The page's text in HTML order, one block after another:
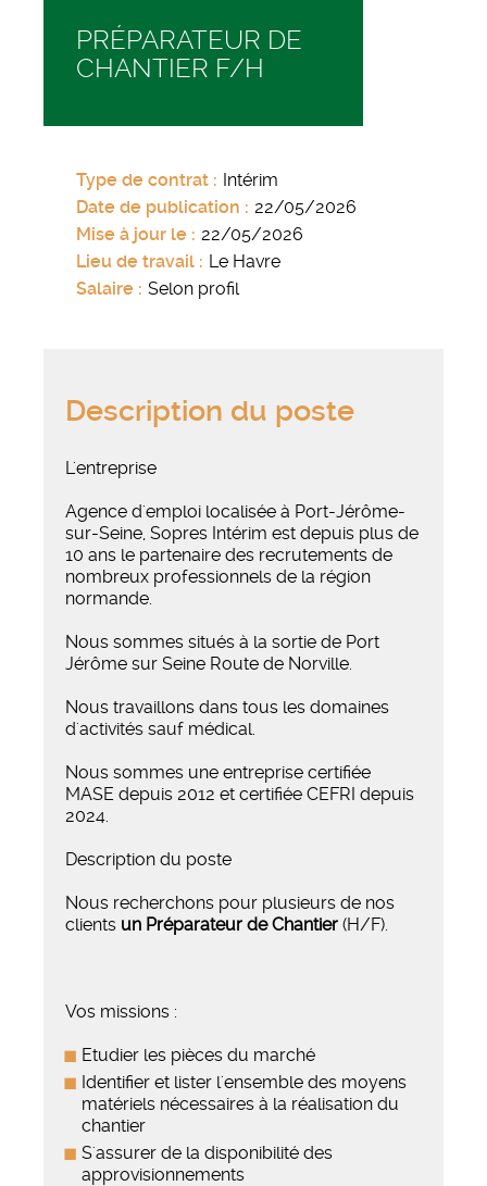
PRÉPARATEUR DE
CHANTIER F/H
Type de contrat
Intérim
Date de publication
22/05/2026
Mise à jour le
22/05/2026
Lieu de travail
Le Havre
Salaire
Selon profil
Description du poste
L'entreprise
Agence d'emploi localisée à Port-Jérôme-
sur-Seine, Sopres Intérim est depuis plus de
10 ans le partenaire des recrutements de
nombreux professionnels de la région
normande.
Nous sommes situés à la sortie de Port
Jérôme sur Seine Route de Norville.
Nous travaillons dans tous les domaines
d'activités sauf médical.
Nous sommes une entreprise certifiée
MASE depuis 2012 et certifiée CEFRI depuis
2024.
Description du poste
Nous recherchons pour plusieurs de nos
clients un Préparateur de Chantier (H/F).
Vos missions :
Etudier les pièces du marché
Identifier et lister l'ensemble des moyens
matériels nécessaires à la réalisation du
chantier
S'assurer de la disponibilité des
approvisionnements